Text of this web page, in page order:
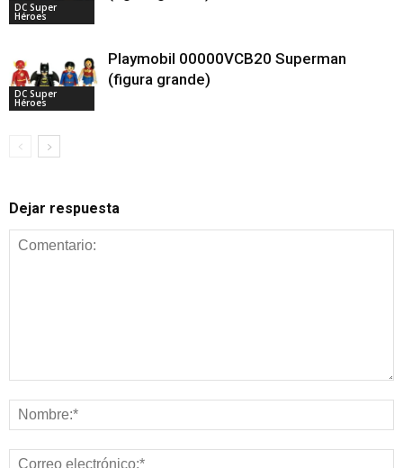
DC Super
Héroes
DC Super
Héroes
Playmobil 00000VCB20 Superman
(figura grande)
Dejar respuesta